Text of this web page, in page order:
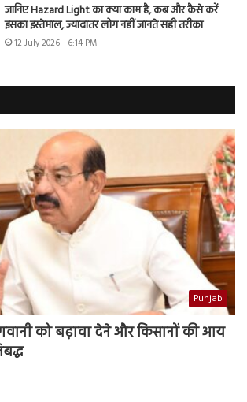
जानिए Hazard Light का क्या काम है, कब और कैसे करें
इसका इस्तेमाल, ज्यादातर लोग नहीं जानते सही तरीका
12 July 2026 - 6:14 PM
Punjab
को बढ़ावा देने और किसानों की आय